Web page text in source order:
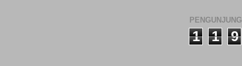
PENGUNJUNG
1 1 9